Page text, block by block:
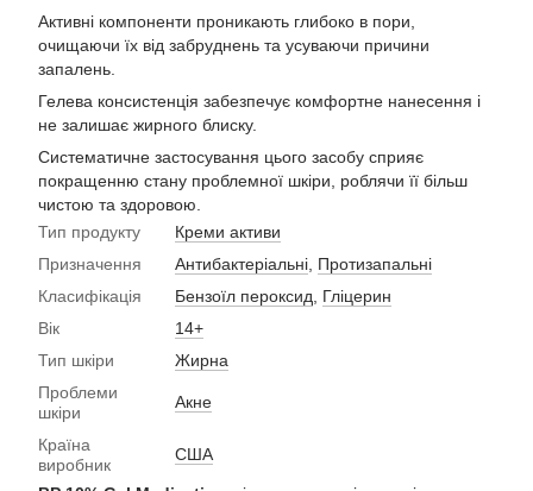
Активні компоненти проникають глибоко в пори,
очищаючи їх від забруднень та усуваючи причини
запалень.
Гелева консистенція забезпечує комфортне нанесення і
не залишає жирного блиску.
Систематичне застосування цього засобу сприяє
покращенню стану проблемної шкіри, роблячи її більш
чистою та здоровою.
Тип продукту
Креми активи
Призначення
Антибактеріальні Протизапальні
Класифікація
Бензоїл пероксид
Гліцерин
Вік
14+
Тип шкіри
Жирна
Проблеми
шкіри
Акне
Країна
виробник
США